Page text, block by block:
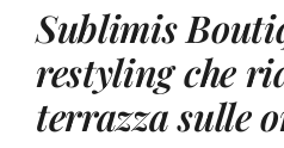
Sublimis
restyling che
terrazza sulle